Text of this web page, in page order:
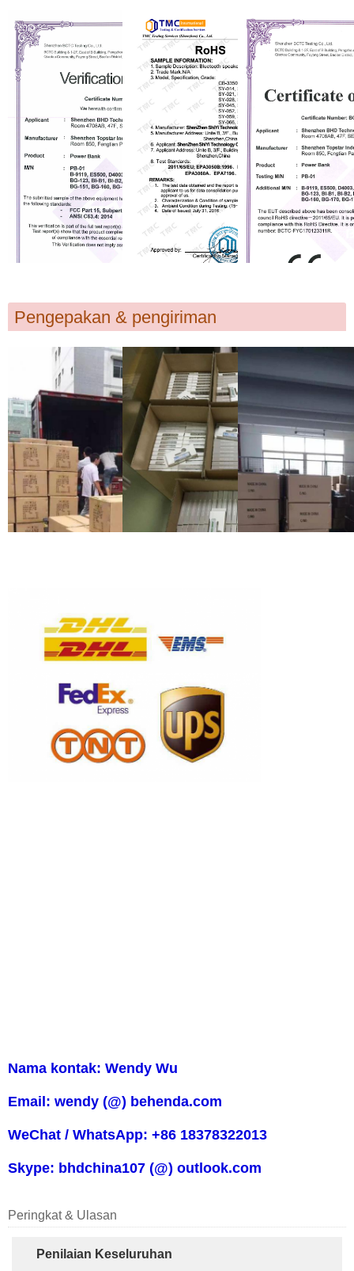
Pengepakan & pengiriman
Nama kontak: Wendy Wu
Email: wendy (@) behenda.com
WeChat / WhatsApp: +86 18378322013
Skype: bhdchina107 (@) outlook.com
Peringkat & Ulasan
Penilaian Keseluruhan